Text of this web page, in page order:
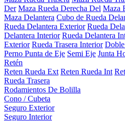
Der Maza Rueda Derecha Del Maza
Maza Delantera Cubo de Rueda
Rueda Delantera Exterior Rueda
Delantera Interior Rueda Delantera
Exterior Rueda Trasera Interior
Perno Punta de Eje Semi Eje Junta
Retén
Reten Rueda Ext Reten Rueda Int
Rueda Trasera
Rodamientos De Bolilla
Cono / Cubeta
Seguro Exterior
Seguro Interior